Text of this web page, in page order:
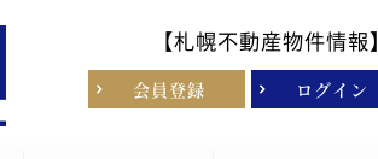
【札幌不動産物件情報】
会員登録 ログイン